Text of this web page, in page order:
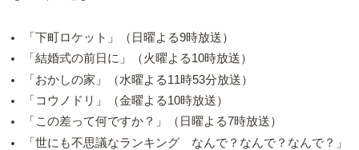
「下町ロケット」（日曜よる9時放送）
「結婚式の前日に」（火曜よる10時放送）
「おかしの家」（水曜よる11時53分放送）
「コウノドリ」（金曜よる10時放送）
「この差って何ですか？」（日曜よる7時放送）
「世にも不思議なランキング なんで？なんで？なんで？」